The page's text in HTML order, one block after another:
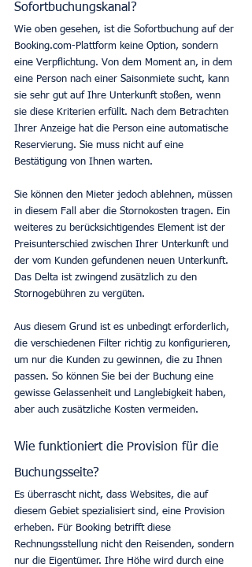
Sofortbuchungskanal?
Wie oben gesehen, ist die Sofortbuchung auf der
Booking.com-Plattform keine Option, sondern
eine Verpflichtung. Von dem Moment an, in dem
eine Person nach einer Saisonmiete sucht, kann
sie sehr gut auf Ihre Unterkunft stoßen, wenn
sie diese Kriterien erfüllt. Nach dem Betrachten
Ihrer Anzeige hat die Person eine automatische
Reservierung. Sie muss nicht auf eine
Bestätigung von Ihnen warten.
Sie können den Mieter jedoch ablehnen, müssen
in diesem Fall aber die Stornokosten tragen. Ein
weiteres zu berücksichtigendes Element ist der
Preisunterschied zwischen Ihrer Unterkunft und
der vom Kunden gefundenen neuen Unterkunft.
Das Delta ist zwingend zusätzlich zu den
Stornogebühren zu vergüten.
Aus diesem Grund ist es unbedingt erforderlich,
die verschiedenen Filter richtig zu konfigurieren,
um nur die Kunden zu gewinnen, die zu Ihnen
passen. So können Sie bei der Buchung eine
gewisse Gelassenheit und Langlebigkeit haben,
aber auch zusätzliche Kosten vermeiden.
Wie funktioniert die Provision für die
Buchungsseite?
Es überrascht nicht, dass Websites, die auf
diesem Gebiet spezialisiert sind, eine Provision
erheben. Für Booking betrifft diese
Rechnungsstellung nicht den Reisenden, sondern
nur die Eigentümer. Ihre Höhe wird durch eine